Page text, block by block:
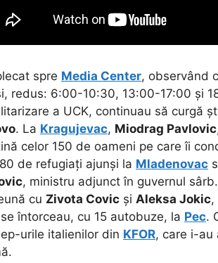
spre Media Center, observând
redus: 6:00-10:30, 13:00-17:00 și
a UCK, continuau să curgă
. La Kragujevac, Miodrag Pavlovic
celor 150 de oameni pe care îi
de refugiați ajunși la Mladenovac
, ministru adjunct în guvernul sârb.
cu Zivota Covic și Aleksa Jokic,
întorceau, cu 15 autobuze, la Pec.
urile italienilor din KFOR, care i-au